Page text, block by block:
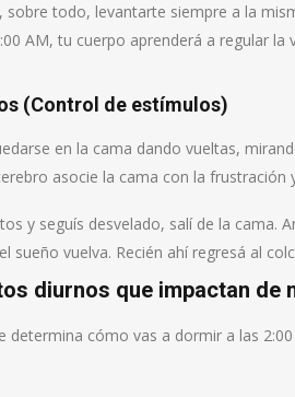
todo, levantarte siempre a la
AM, tu cuerpo aprenderá a regular
(Control de estímulos)
en la cama dando vueltas,
asocie la cama con la frustración
y seguís desvelado, salí de la cama.
sueño vuelva. Recién ahí regresá al
diurnos que impactan de
determina cómo vas a dormir a las